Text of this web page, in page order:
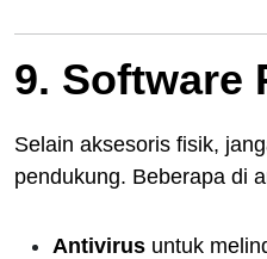
9. Software
Selain aksesoris fisik,
pendukung. Beberapa di
Antivirus untuk